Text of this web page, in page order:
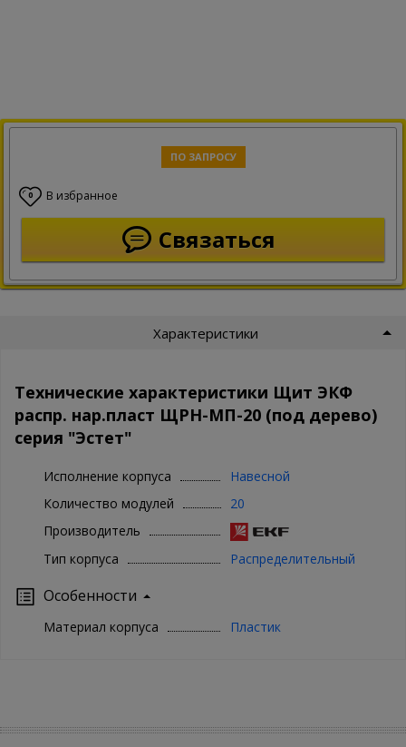
ПО ЗАПРОСУ
0 В избранное
Связаться
Характеристики
Технические характеристики Щит ЭКФ
распр. нар.пласт ЩРН-МП-20 (под дерево)
серия "Эстет"
Исполнение корпуса
Навесной
Количество модулей
20
Производитель
Тип корпуса
Распределительный
Особенности
Материал корпуса Пластик